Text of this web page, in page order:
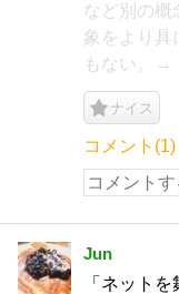
など別の概
象をより具
もない。→
ナイス
コメント(1)
Jun
「ネット